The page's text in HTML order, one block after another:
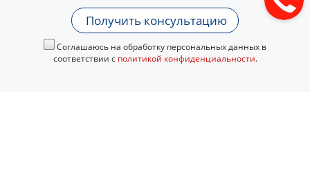
Получить консультацию
Соглашаюсь на обработку персональных данных в
соответствии с политикой конфиденциальности.